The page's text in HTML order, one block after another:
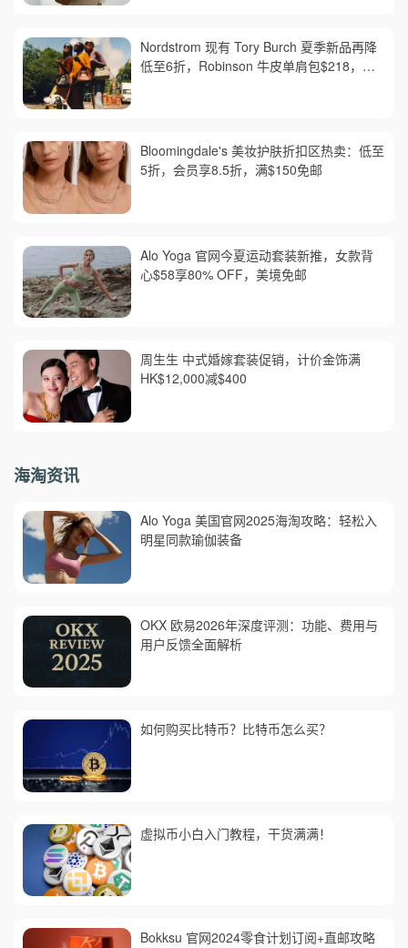
Nordstrom 现有 Tory Burch 夏季新品再降
低至6折，Robinson 牛皮单肩包$218，买
Bloomingdale's 美妆护肤折扣区热卖：低至
5折，会员享8.5折，满$150免邮
Alo Yoga 官网今夏运动套装新推，女款背
心$58享80% OFF，美境免邮
周生生 中式婚嫁套装促销，计价金饰满
HK$12,000减$400
海淘资讯
Alo Yoga 美国官网2025海淘攻略：轻松入
明星同款瑜伽装备
OKX 欧易2026年深度评测：功能、费用与
用户反馈全面解析
如何购买比特币？比特币怎么买？
虚拟币小白入门教程，干货满满！
Bokksu 官网2024零食计划订阅+直邮攻略